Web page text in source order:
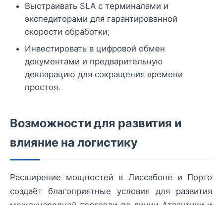
Выстраивать SLA с терминалами и
экспедиторами для гарантированной
скорости обработки;
Инвестировать в цифровой обмен
документами и предварительную
декларацию для сокращения времени
простоя.
Возможности для развития и
влияние на логистику
Расширение мощностей в Лиссабоне и Порто
создаёт благоприятные условия для развития